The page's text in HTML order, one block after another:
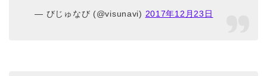
— びじゅなび (@visunavi) 2017年12月23日